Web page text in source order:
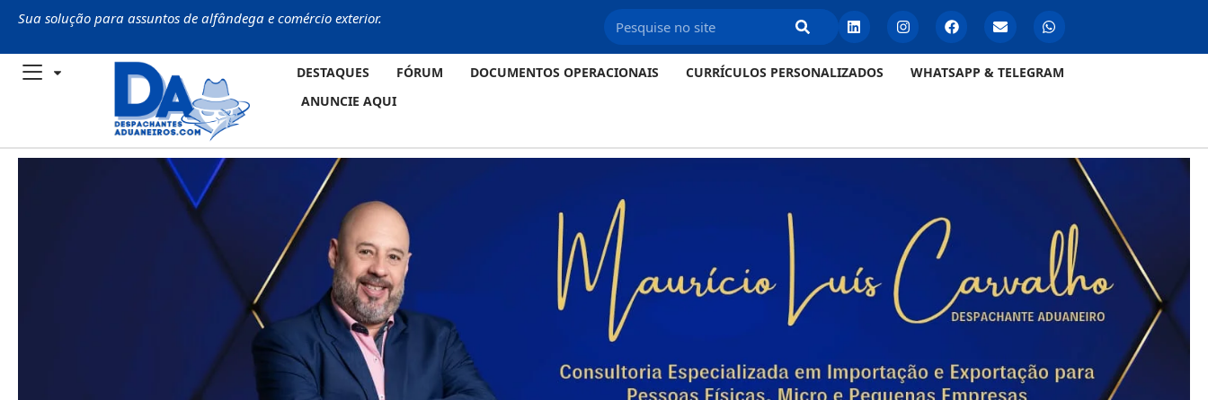
Sua solução para assuntos de alfândega e comércio exterior.
DESTAQUES FÓRUM DOCUMENTOS OPERACIONAIS CURRÍCULOS PERSONALIZADOS
WHATSAPP & TELEGRAM
ANUNCIE AQUI